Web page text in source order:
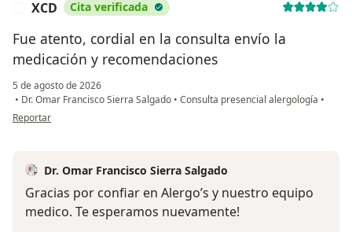
XCD Cita verificada
Fue atento, cordial en la consulta envío la
medicación y recomendaciones
5 de agosto de 2026
• Dr. Omar Francisco Sierra Salgado • Consulta presencial alergología •
en opinión del usuario XCD
Reportar
Dr. Omar Francisco Sierra Salgado
Gracias por confiar en Alergo’s y nuestro equipo
medico. Te esperamos nuevamente!